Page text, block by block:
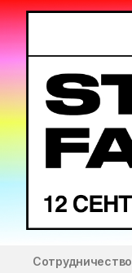
Сотрудничество